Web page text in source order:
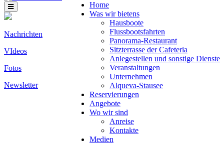
Home
Was wir bietens
Hausboote
Flussbootsfahrten
Panorama-Restaurant
Sitzterrasse der Cafeteria
Anlegestellen und sonstige Dienste
Veranstaltungen
Unternehmen
Alqueva-Stausee
Reservierungen
Angebote
Wo wir sind
Anreise
Kontakte
Medien
Nachrichten
VIdeos
Fotos
Newsletter